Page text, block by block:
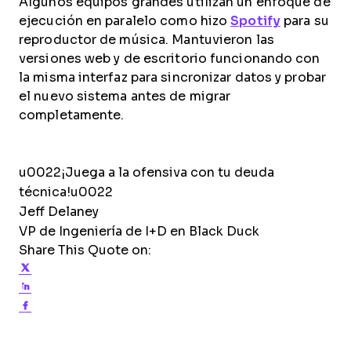
ejecución en paralelo como hizoSpotifypara su
reproductor de música. Mantuvieron las
versiones web y de escritorio funcionando con
la misma interfaz para sincronizar datos y probar
el nuevo sistema antes de migrar
completamente.
u0022¡Juega a la ofensiva con tu deuda
técnica!u0022
Jeff Delaney
VP de Ingeniería de I+D en Black Duck
Share This Quote on: